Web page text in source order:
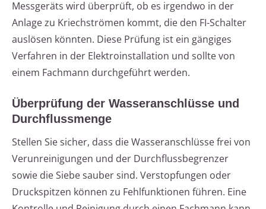
Messgeräts wird überprüft, ob es irgendwo in der
Anlage zu Kriechströmen kommt, die den FI-Schalter
auslösen könnten. Diese Prüfung ist ein gängiges
Verfahren in der Elektroinstallation und sollte von
einem Fachmann durchgeführt werden.
Überprüfung der Wasseranschlüsse und
Durchflussmenge
Stellen Sie sicher, dass die Wasseranschlüsse frei von
Verunreinigungen und der Durchflussbegrenzer
sowie die Siebe sauber sind. Verstopfungen oder
Druckspitzen können zu Fehlfunktionen führen. Eine